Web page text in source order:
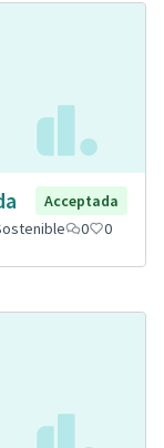
Acceptada
0 0